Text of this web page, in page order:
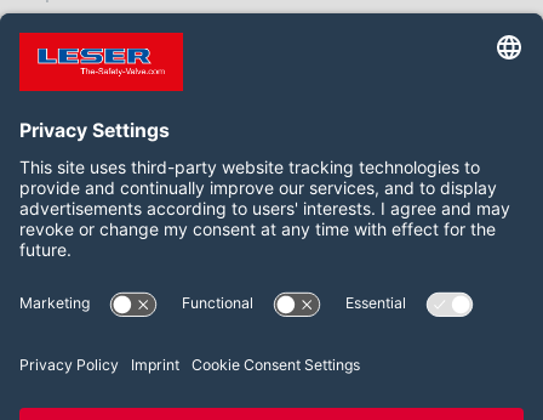
segurança
Siga-nos:
LinkedIn